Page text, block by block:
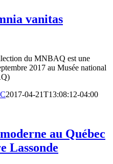
vanitas
du MNBAQ est une
2017 au Musée national
2017-04-21T13:08:12-04:00
au Québec
Lassonde